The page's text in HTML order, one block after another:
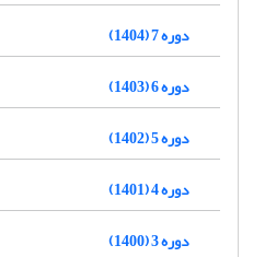
دوره 7 (1404)
دوره 6 (1403)
دوره 5 (1402)
دوره 4 (1401)
دوره 3 (1400)